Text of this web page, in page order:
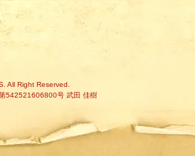
All Right Reserved.
542521606800号 武田 佳樹